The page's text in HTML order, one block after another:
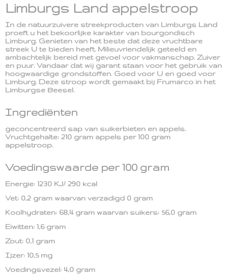
Limburgs Land appelstroop
In de natuurzuivere streekproducten van Limburgs Land
proeft u het bekoorlijke karakter van bourgondisch
Limburg. Genieten van het beste dat deze vruchtbare
streek U te bieden heeft. Milieuvriendelijk geteeld en
ambachtelijk bereid met gevoel voor vakmanschap. Zuiver
en puur. Vandaar dat wij garant staan voor het gebruik van
hoogwaardige grondstoffen. Goed voor U en goed voor
Limburg. Deze stroop wordt gemaakt bij Frumarco in het
Limburgse Beesel.
Ingrediënten
geconcentreerd sap van suikerbieten en appels.
Vruchtgehalte: 210 gram appels per 100 gram
appelstroop.
Voedingswaarde per 100 gram
Energie: 1230 KJ/ 290 kcal
Vet: 0,2 gram waarvan verzadigd 0 gram
Koolhydraten: 68,4 gram waarvan suikers: 56,0 gram
Eiwitten: 1,6 gram
Zout: 0,1 gram
Ijzer: 10,5 mg
Voedingsvezel: 4,0 gram